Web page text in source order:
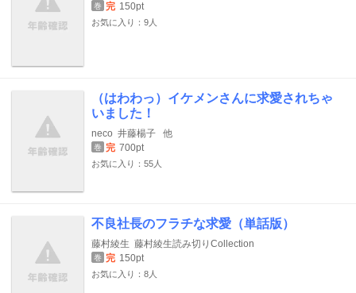
巻 完 150pt
お気に入り：9人
（はわわっ）イケメンさんに求愛されちゃ
いました！
neco 井藤楊子 他
巻 完 700pt
お気に入り：55人
不良社長のフラチな求愛（単話版）
藤村綾生 藤村綾生読み切りCollection
巻 完 150pt
お気に入り：8人